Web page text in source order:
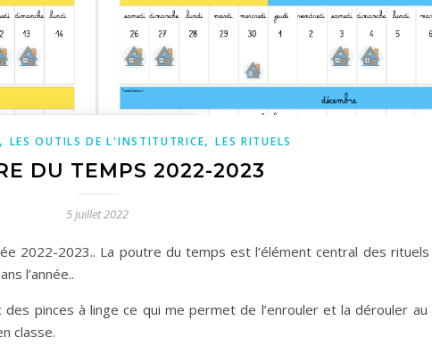
, LES OUTILS DE L'INSTITUTRICE,LES RITUELS
DU TEMPS 2022-2023
5 juillet 2022
2022-2023.. La poutre du temps est l’élément central des
l’année..
des pinces à linge ce qui me permet de l’enrouler et la dérouler
classe.